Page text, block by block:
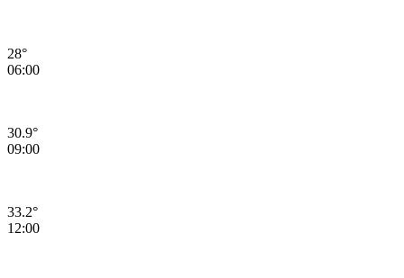
28°
06:00
30.9°
09:00
33.2°
12:00